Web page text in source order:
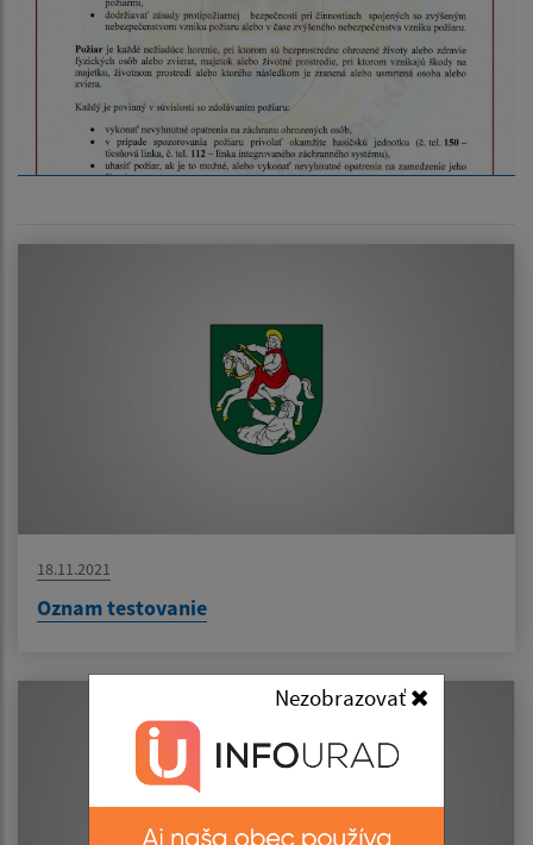
Nezobrazovať
18.11.2021
Oznam testovanie